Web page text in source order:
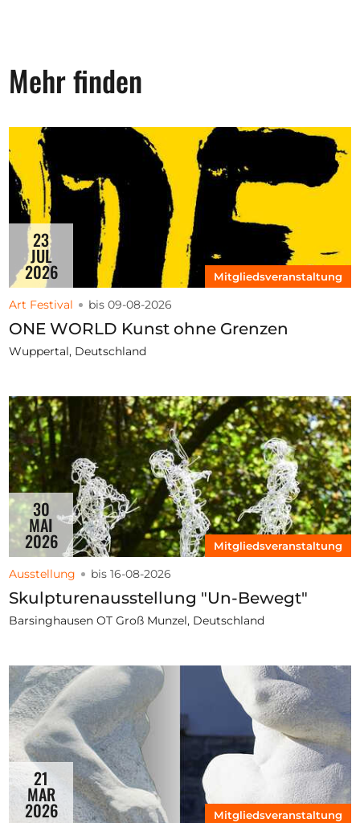
Mehr finden
23
JUL
2026 Mitgliedsveranstaltung
Art Festival bis 09-08-2026
ONE WORLD Kunst ohne Grenzen
Wuppertal, Deutschland
30
MAI
2026 Mitgliedsveranstaltung
Ausstellung bis 16-08-2026
Skulpturenausstellung "Un-Bewegt"
Barsinghausen OT Groß Munzel, Deutschland
21
MAR
2026 Mitgliedsveranstaltung